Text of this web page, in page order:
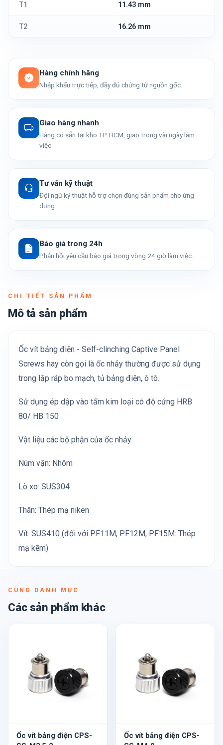
T1 11.43 mm
T2 16.26 mm
Hàng chính hãng
Nhập khẩu trực tiếp, đầy đủ chứng từ nguồn gốc.
Giao hàng nhanh
Hàng có sẵn tại kho TP. HCM, giao trong vài ngày làm
việc.
Tư vấn kỹ thuật
Đội ngũ kỹ thuật hỗ trợ chọn đúng sản phẩm cho ứng
dụng.
Báo giá trong 24h
Phản hồi yêu cầu báo giá trong vòng 24 giờ làm việc.
CHI TIẾT SẢN PHẨM
Mô tả sản phẩm
Ốc vít bảng điện - Self-clinching Captive Panel
Screws hay còn gọi là ốc nhảy thường được sử dụng
trong lắp ráp bo mạch, tủ bảng điện, ô tô.
Sử dụng ép dập vào tấm kim loại có độ cứng HRB
80/ HB 150
Vật liệu các bộ phận của ốc nhảy:
Núm vặn: Nhôm
Lò xo: SUS304
Thân: Thép mạ niken
Vít: SUS410 (đối với PF11M, PF12M, PF15M: Thép
mạ kẽm)
CÙNG DANH MỤC
Các sản phẩm khác
Ốc vít bảng điện CPS-
Ốc vít bảng điện CPS-